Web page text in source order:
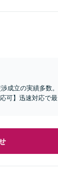
成立の実績多数。
可】迅速対応で最